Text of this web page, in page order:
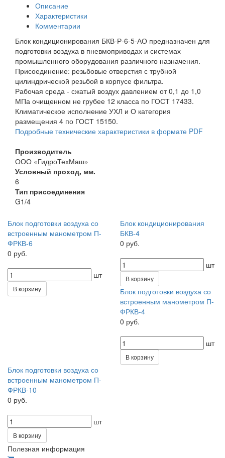
Описание
Характеристики
Комментарии
Блок кондиционирования БКВ-Р-6-5-АО предназначен для
подготовки воздуха в пневмоприводах и системах
промышленного оборудования различного назначения.
Присоединение: резьбовые отверстия с трубной
цилиндрической резьбой в корпусе фильтра.
Рабочая среда - сжатый воздух давлением от 0,1 до 1,0
МПа очищенном не грубее 12 класса по ГОСТ 17433.
Климатическое исполнение УХЛ и О категория
размещения 4 по ГОСТ 15150.
Подробные технические характеристики в формате PDF
Производитель
ООО «ГидроТехМаш»
Условный проход, мм.
6
Тип присоединения
G1/4
Блок подготовки воздуха со
встроенным манометром П-
ФРКВ-6
0 руб.
шт
В корзину
Блок кондиционирования
БКВ-4
0 руб.
шт
В корзину
Блок подготовки воздуха со
встроенным манометром П-
ФРКВ-4
0 руб.
шт
В корзину
Блок подготовки воздуха со
встроенным манометром П-
ФРКВ-10
0 руб.
шт
В корзину
Полезная информация